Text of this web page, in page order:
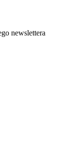
newslettera